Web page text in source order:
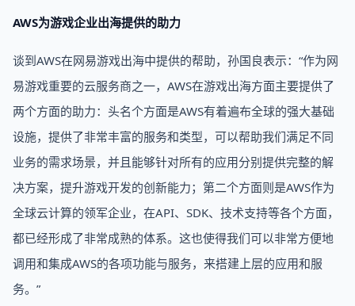
AWS为游戏企业出海提供的助力
谈到AWS在网易游戏出海中提供的帮助，孙国良表示：“作为网
易游戏重要的云服务商之一，AWS在游戏出海方面主要提供了
两个方面的助力：头名个方面是AWS有着遍布全球的强大基础
设施，提供了非常丰富的服务和类型，可以帮助我们满足不同
业务的需求场景，并且能够针对所有的应用分别提供完整的解
决方案，提升游戏开发的创新能力；第二个方面则是AWS作为
全球云计算的领军企业，在API、SDK、技术支持等各个方面，
都已经形成了非常成熟的体系。这也使得我们可以非常方便地
调用和集成AWS的各项功能与服务，来搭建上层的应用和服
务。”